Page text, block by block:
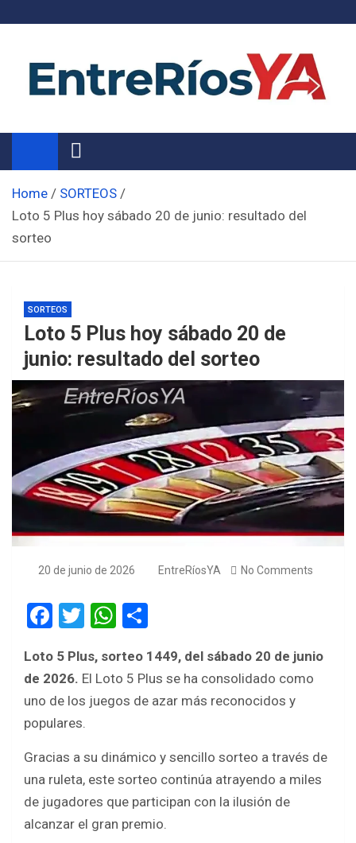
Noticias de Entre Ríos
Información de toda la provincia ahora
Home
SORTEOS
Loto 5 Plus hoy sábado 20 de junio: resultado del
sorteo
SORTEOS
Loto 5 Plus hoy sábado 20 de
junio: resultado del sorteo
20 de junio de 2026 EntreRíosYA No Comments
F
ce
b
o
k
T
tt
er
W
at
s
p
ar
e
Loto 5 Plus, sorteo 1449, del sábado 20 de junio
de 2026. El Loto 5 Plus se ha consolidado como
uno de los juegos de azar más reconocidos y
populares.
Gracias a su dinámico y sencillo sorteo a través de
una ruleta, este sorteo continúa atrayendo a miles
de jugadores que participan con la ilusión de
alcanzar el gran premio.